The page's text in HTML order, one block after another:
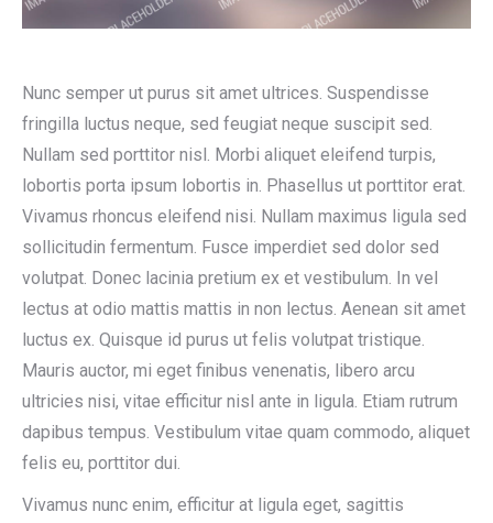
Nunc semper ut purus sit amet ultrices. Suspendisse
fringilla luctus neque, sed feugiat neque suscipit sed.
Nullam sed porttitor nisl. Morbi aliquet eleifend turpis,
lobortis porta ipsum lobortis in. Phasellus ut porttitor erat.
Vivamus rhoncus eleifend nisi. Nullam maximus ligula sed
sollicitudin fermentum. Fusce imperdiet sed dolor sed
volutpat. Donec lacinia pretium ex et vestibulum. In vel
lectus at odio mattis mattis in non lectus. Aenean sit amet
luctus ex. Quisque id purus ut felis volutpat tristique.
Mauris auctor, mi eget finibus venenatis, libero arcu
ultricies nisi, vitae efficitur nisl ante in ligula. Etiam rutrum
dapibus tempus. Vestibulum vitae quam commodo, aliquet
felis eu, porttitor dui.
Vivamus nunc enim, efficitur at ligula eget, sagittis